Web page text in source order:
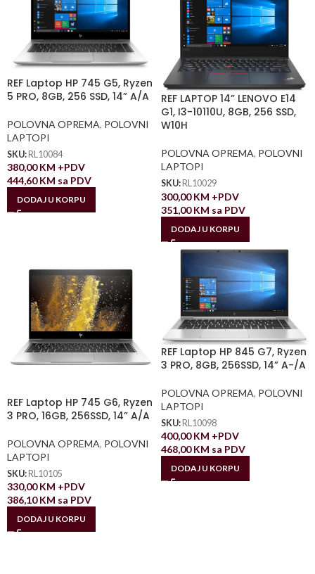
REF Laptop HP 745 G5, Ryzen
5 PRO, 8GB, 256 SSD, 14” A/A
POLOVNA OPREMA, POLOVNI
LAPTOPI
SKU: RL10084
380,00KM +PDV
444,60KM sa PDV
DODAJ U KORPU
REF LAPTOP 14” LENOVO E14
G1, I3-10110U, 8GB, 256 SSD,
W10H
POLOVNA OPREMA, POLOVNI
LAPTOPI
SKU: RL10029
300,00KM +PDV
351,00KM sa PDV
DODAJ U KORPU
REF Laptop HP 745 G6, Ryzen
3 PRO, 16GB, 256SSD, 14” A/A
POLOVNA OPREMA, POLOVNI
LAPTOPI
SKU: RL10105
330,00KM +PDV
386,10KM sa PDV
DODAJ U KORPU
REF Laptop HP 845 G7, Ryzen
3 PRO, 8GB, 256SSD, 14” A-/A
POLOVNA OPREMA, POLOVNI
LAPTOPI
SKU: RL10098
400,00KM +PDV
468,00KM sa PDV
DODAJ U KORPU